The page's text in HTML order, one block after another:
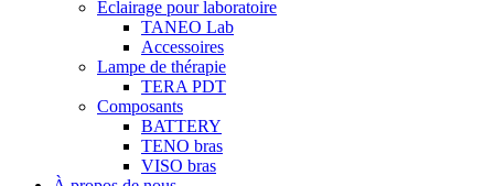
Éclairage pour laboratoire
TANEO Lab
Accessoires
Lampe de thérapie
TERA PDT
Composants
BATTERY
TENO bras
VISO bras